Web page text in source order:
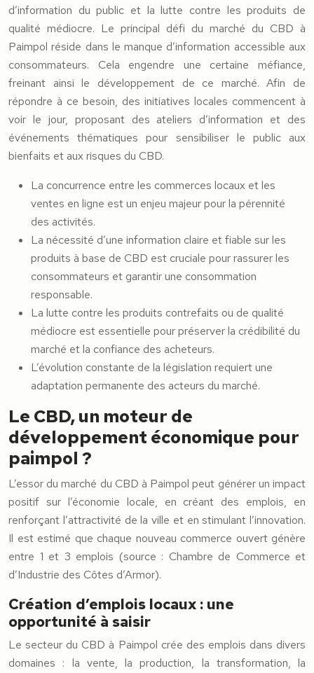
d’information du public et la lutte contre les produits de
qualité médiocre. Le principal défi du marché du CBD à
Paimpol réside dans le manque d’information accessible aux
consommateurs. Cela engendre une certaine méfiance,
freinant ainsi le développement de ce marché. Afin de
répondre à ce besoin, des initiatives locales commencent à
voir le jour, proposant des ateliers d’information et des
événements thématiques pour sensibiliser le public aux
bienfaits et aux risques du CBD.
La concurrence entre les commerces locaux et les
ventes en ligne est un enjeu majeur pour la pérennité
des activités.
La nécessité d’une information claire et fiable sur les
produits à base de CBD est cruciale pour rassurer les
consommateurs et garantir une consommation
responsable.
La lutte contre les produits contrefaits ou de qualité
médiocre est essentielle pour préserver la crédibilité du
marché et la confiance des acheteurs.
L’évolution constante de la législation requiert une
adaptation permanente des acteurs du marché.
Le CBD, un moteur de
développement économique pour
paimpol ?
L’essor du marché du CBD à Paimpol peut générer un impact
positif sur l’économie locale, en créant des emplois, en
renforçant l’attractivité de la ville et en stimulant l’innovation.
Il est estimé que chaque nouveau commerce ouvert génère
entre 1 et 3 emplois (source : Chambre de Commerce et
d’Industrie des Côtes d’Armor).
Création d’emplois locaux : une
opportunité à saisir
Le secteur du CBD à Paimpol crée des emplois dans divers
domaines : la vente, la production, la transformation, la